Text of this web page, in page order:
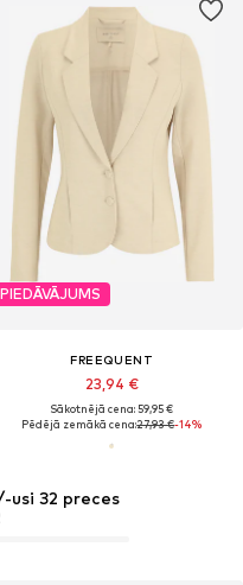
usi 32 preces
PIEDĀVĀJUMS
FREEQUENT
23,94 €
Sākotnējā cena: 59,95 €
Pēdējā zemākā cena:27,93 €-14%